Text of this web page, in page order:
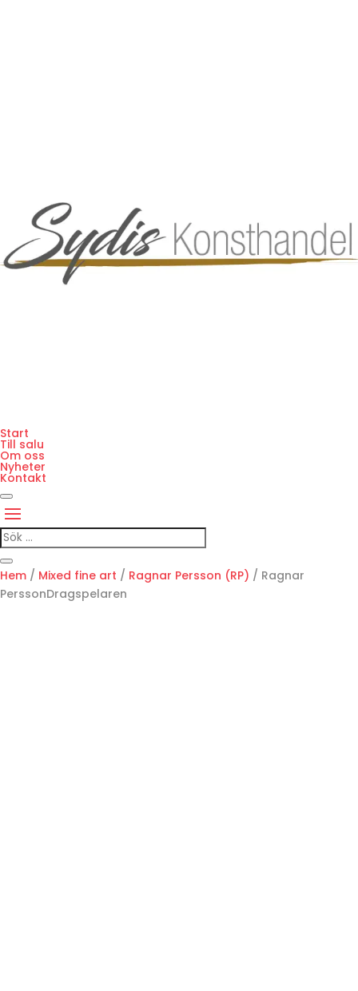
Start
Till salu
Om oss
Nyheter
Kontakt
Hem / Mixed fine art / Ragnar Persson (RP) / Ragnar
PerssonDragspelaren